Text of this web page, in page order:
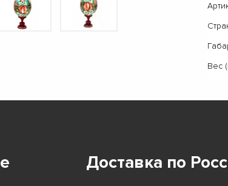
Вес
Доставка по